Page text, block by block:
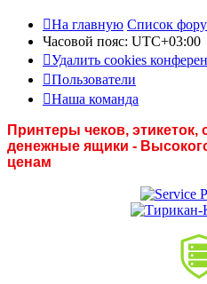
На главную Список
Часовой пояс: UTC+03:00
Удалить cookies
Пользователи
Наша команда
Принтеры чеков,
денежные ящики -
ценам